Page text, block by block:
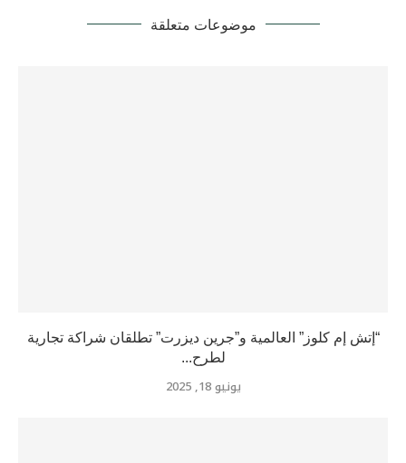
موضوعات متعلقة
“إتش إم كلوز” العالمية و”جرين ديزرت” تطلقان شراكة تجارية
لطرح...
يونيو 18, 2025